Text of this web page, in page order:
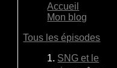
Accueil
Mon blog
Tous les épisodes
1. SNG et le